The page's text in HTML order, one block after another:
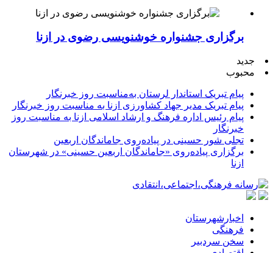
برگزاری جشنواره خوشنویسی رضوی در ازنا
جدید
محبوب
پیام تبریک استاندار لرستان به‌مناسبت روز خبرنگار
پیام تبریک مدیر جهاد کشاورزی ازنا به مناسبت روز خبرنگار
پیام رئیس اداره فرهنگ و ارشاد اسلامی ازنا به مناسبت روز
خبرنگار
تجلی شور حسینی در پیاده‌روی جاماندگان اربعین
برگزاری پیاده‌روی «جاماندگان اربعین حسینی» در شهرستان
ازنا
اخبارشهرستان
فرهنگی
سخن سردبیر